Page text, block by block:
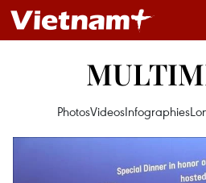
PhotosVideosInfographies